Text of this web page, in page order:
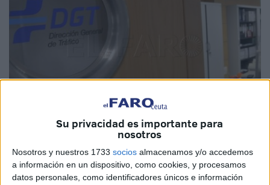
Su privacidad es importante para
nosotros
Nosotros y nuestros 1733 socios almacenamos y/o accedemos
a información en un dispositivo, como cookies, y procesamos
datos personales, como identificadores únicos e información
Imagen de archivo
Tres bajas de personal en las oficinas de la Dirección